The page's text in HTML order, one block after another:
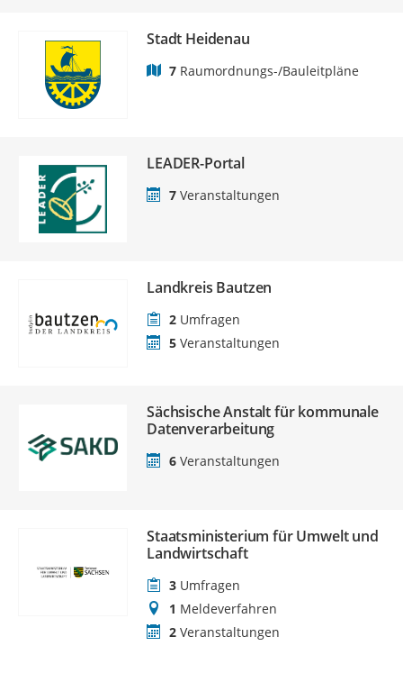
Stadt Heidenau
7 Raumordnungs-/Bauleitpläne
LEADER-Portal
7 Veranstaltungen
Landkreis Bautzen
2 Umfragen
5 Veranstaltungen
Sächsische Anstalt für kommunale
Datenverarbeitung
6 Veranstaltungen
Staatsministerium für Umwelt und
Landwirtschaft
3 Umfragen
1 Meldeverfahren
2 Veranstaltungen